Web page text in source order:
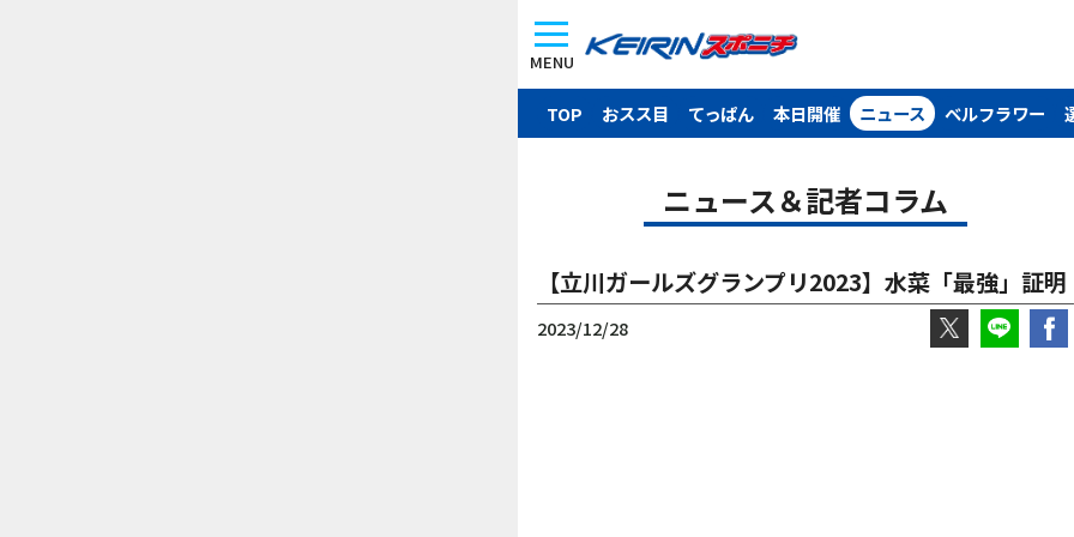
MENU
TOP おスス目 てっぱん 本日開催 ニュース ベルフラワー
ニュース＆記者コラム
【立川ガールズグランプリ2023】水菜「最強」証明
2023/12/28